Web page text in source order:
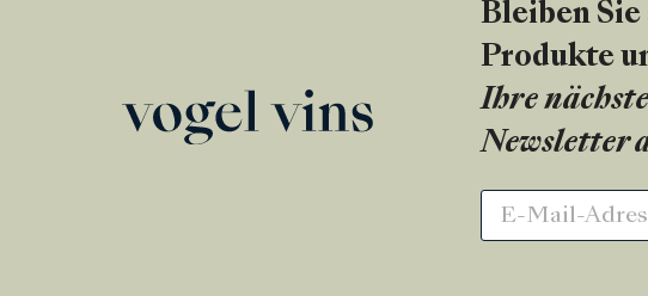
Bleiben Sie
Produkte
Ihre
Newsletter